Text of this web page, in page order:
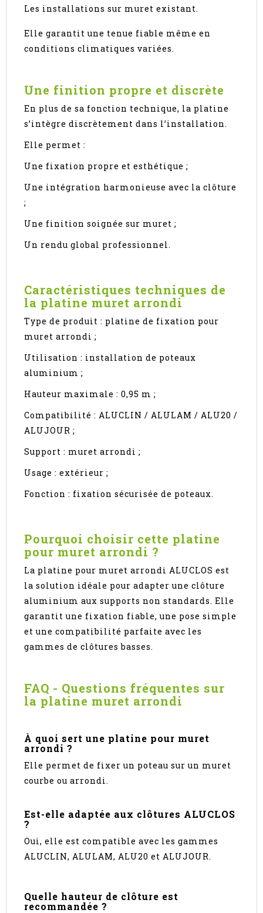
Les installations sur muret existant.
Elle garantit une tenue fiable même en
conditions climatiques variées.
Une finition propre et discrète
En plus de sa fonction technique, la platine
s’intègre discrètement dans l’installation.
Elle permet :
Une fixation propre et esthétique ;
Une intégration harmonieuse avec la clôture
;
Une finition soignée sur muret ;
Un rendu global professionnel.
Caractéristiques techniques de
la platine muret arrondi
Type de produit : platine de fixation pour
muret arrondi ;
Utilisation : installation de poteaux
aluminium ;
Hauteur maximale : 0,95 m ;
Compatibilité : ALUCLIN / ALULAM / ALU20 /
ALUJOUR ;
Support : muret arrondi ;
Usage : extérieur ;
Fonction : fixation sécurisée de poteaux.
Pourquoi choisir cette platine
pour muret arrondi ?
La platine pour muret arrondi ALUCLOS est
la solution idéale pour adapter une clôture
aluminium aux supports non standards. Elle
garantit une fixation fiable, une pose simple
et une compatibilité parfaite avec les
gammes de clôtures basses.
FAQ - Questions fréquentes sur
la platine muret arrondi
À quoi sert une platine pour muret
arrondi ?
Elle permet de fixer un poteau sur un muret
courbe ou arrondi.
Est-elle adaptée aux clôtures ALUCLOS
?
Oui, elle est compatible avec les gammes
ALUCLIN, ALULAM, ALU20 et ALUJOUR.
Quelle hauteur de clôture est
recommandée ?